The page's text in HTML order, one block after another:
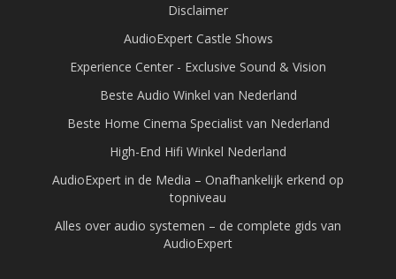
Disclaimer
AudioExpert Castle Shows
Experience Center - Exclusive Sound & Vision
Beste Audio Winkel van Nederland
Beste Home Cinema Specialist van Nederland
High-End Hifi Winkel Nederland
AudioExpert in de Media – Onafhankelijk erkend op
topniveau
Alles over audio systemen – de complete gids van
AudioExpert